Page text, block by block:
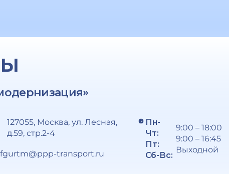
127055, Москва, ул. Лесная,
д.59, стр.2-4
fgurtm@ppp-transport.ru
Пн-
Чт:
Пт:
Сб-Вс:
9:00 – 18:00
9:00 – 16:45
Выходной